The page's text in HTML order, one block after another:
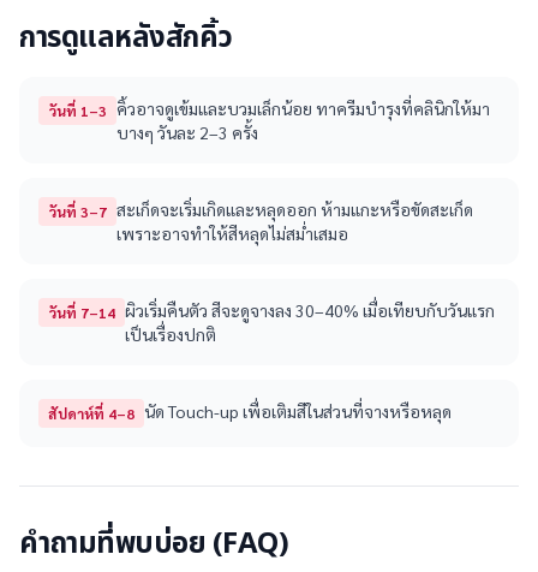
การดูแลหลังสักคิ้ว
วันที่ 1–3
คิ้วอาจดูเข้มและบวมเล็กน้อย ทาครีมบำรุงที่คลินิกให้มา
บางๆ วันละ 2–3 ครั้ง
วันที่ 3–7 สะเก็ดจะเริ่มเกิดและหลุดออก ห้ามแกะหรือขัดสะเก็ด
เพราะอาจทำให้สีหลุดไม่สม่ำเสมอ
วันที่ 7–14 ผิวเริ่มคืนตัว สีจะดูจางลง 30–40% เมื่อเทียบกับวันแรก
เป็นเรื่องปกติ
สัปดาห์ที่ 4–8 นัด Touch-up เพื่อเติมสีในส่วนที่จางหรือหลุด
คำถามที่พบบ่อย (FAQ)